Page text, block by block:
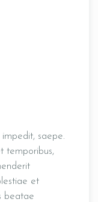
saepe.
temporibus,
et
beatae